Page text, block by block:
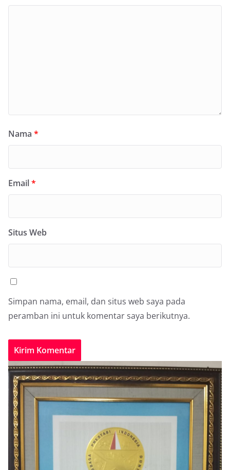
Nama *
Email*
Situs Web
Simpan nama, email, dan situs web saya pada
peramban ini untuk komentar saya berikutnya.